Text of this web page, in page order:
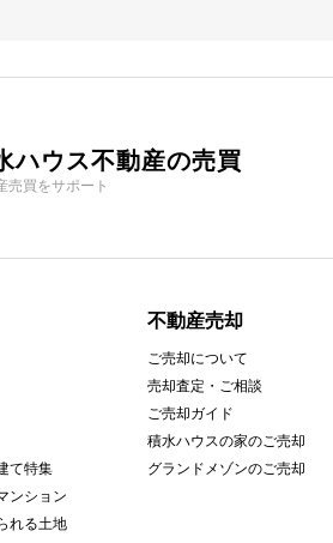
ハウス不動産の売買
売買をサポート
て特集
ンション
れる土地
不動産売却
ご売却について
売却査定・ご相談
ご売却ガイド
積水ハウスの家のご売却
グランドメゾンのご売却